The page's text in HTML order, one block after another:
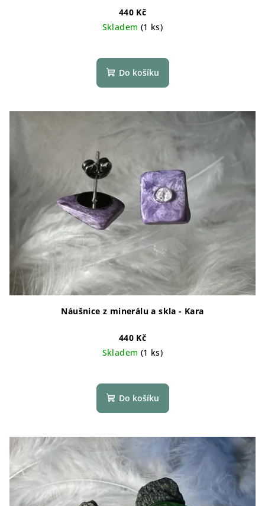
440 Kč
Skladem (1 ks)
Do košíku
Náušnice z minerálu a skla - Kara
440 Kč
Skladem (1 ks)
Do košíku